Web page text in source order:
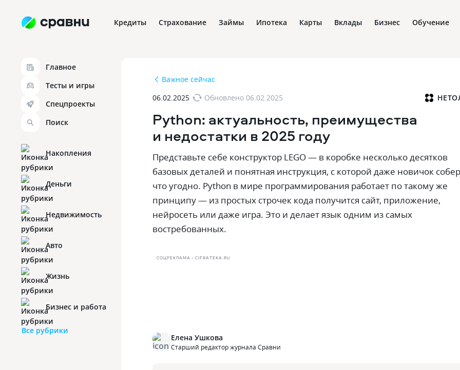
Кредиты Страхование Займы Ипотека Карты Вклады Бизнес Обучение
Главное
Тесты и игры
Спецпроекты
Поиск
Накопления
Деньги
Недвижимость
Авто
Жизнь
Бизнес и работа
Все рубрики
Важное сейчас
06.02.2025
Обновлено 06.02.2025
Python: актуальность‚ преимущества
и недостатки в 2025 году
Представьте себе конструктор LEGO — в коробке несколько десятков
базовых деталей и понятная инструкция‚ с которой даже новичок
что угодно. Python в мире программирования работает по такому же
принципу — из простых строчек кода получится сайт‚ приложение‚
нейросеть или даже игра. Это и делает язык одним из самых
востребованных.
СОЦРЕКЛАМА • CIFRATEKA.RU
Елена Ушкова
Старший редактор журнала Сравни